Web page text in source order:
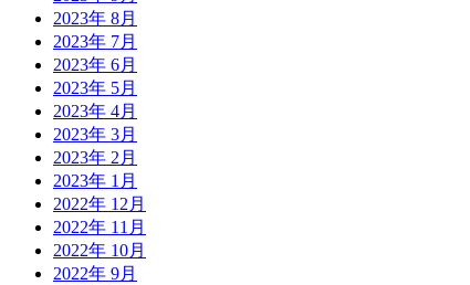
2023年 8月
2023年 7月
2023年 6月
2023年 5月
2023年 4月
2023年 3月
2023年 2月
2023年 1月
2022年 12月
2022年 11月
2022年 10月
2022年 9月